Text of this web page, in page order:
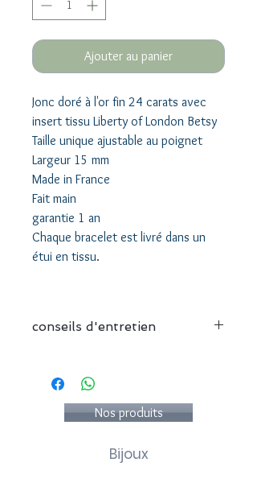
Ajouter au panier
Jonc doré à l'or fin 24 carats avec
insert tissu Liberty of London Betsy
Taille unique ajustable au poignet
Largeur 15 mm
Made in France
Fait main
garantie 1 an
Chaque bracelet est livré dans un
étui en tissu.
conseils d'entretien
- de conserver votre bijou
individuellement dans sa pochette
- d'éviter le contact avec l'eau
- d'éviter le contact avec du parfum et
- de ne pas utiliser de produits
Nos produits
Bijoux